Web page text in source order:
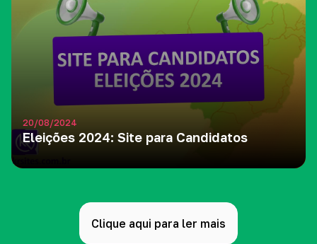
20/08/2024
Eleições 2024: Site para Candidatos
Clique aqui para ler mais